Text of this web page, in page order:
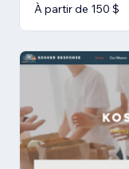
À partir de 150 $